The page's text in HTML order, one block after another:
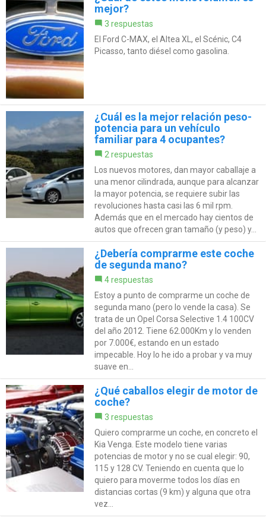
mejor?
3 respuestas
El Ford C-MAX, el Altea XL, el Scénic, C4
Picasso, tanto diésel como gasolina.
¿Cuál es la mejor relación peso-
potencia para un vehículo
familiar para 4 ocupantes?
2 respuestas
Los nuevos motores, dan mayor caballaje a
una menor cilindrada, aunque para alcanzar
la mayor potencia, se requiere subir las
revoluciones hasta casi las 6 mil rpm.
Además que en el mercado hay cientos de
autos que ofrecen gran tamaño (y peso) y...
¿Debería comprarme este coche
de segunda mano?
4 respuestas
Estoy a punto de comprarme un coche de
segunda mano (pero lo vende la casa). Se
trata de un Opel Corsa Selective 1.4 100CV
del año 2012. Tiene 62.000Km y lo venden
por 7.000€, estando en un estado
impecable. Hoy lo he ido a probar y va muy
suave en...
¿Qué caballos elegir de motor de
coche?
3 respuestas
Quiero comprarme un coche, en concreto el
Kia Venga. Este modelo tiene varias
potencias de motor y no se cual elegir: 90,
115 y 128 CV. Teniendo en cuenta que lo
quiero para moverme todos los días en
distancias cortas (9 km) y alguna que otra
vez...